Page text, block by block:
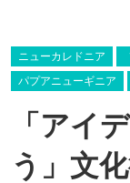
ニューカレドニア
パプアニューギニア
「アイ
う」文